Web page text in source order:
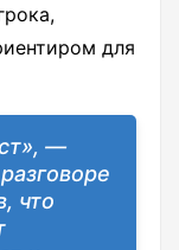
для
—
что